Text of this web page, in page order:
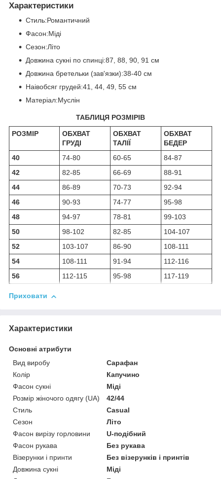
Характеристики
Стиль:Романтичний
Фасон:Міді
Сезон:Літо
Довжина сукні по спинці:87, 88, 90, 91 см
Довжина бретельки (зав'язки):38-40 см
Наівобсяг грудей:41, 44, 49, 55 см
Матеріал:Муслін
ТАБЛИЦЯ РОЗМІРІВ
РОЗМІР
ОБХВАТ
ГРУДІ
ОБХВАТ
ТАЛІЇ
ОБХВАТ
БЕДЕР
40
74-80 60-65
84-87
42
82-85 66-69
88-91
44
86-89 70-73
92-94
46
90-93 74-77
95-98
48
94-97 78-81
99-103
50
98-102 82-85
104-107
52
103-107 86-90
108-111
54
108-111 91-94
112-116
56
112-115 95-98 117-119
Приховати
Характеристики
Основні атрибути
Вид виробу
Сарафан
Колір
Капучино
Фасон сукні
Міді
Розмір жіночого одягу (UA)
42/44
Стиль
Casual
Сезон
Літо
Фасон вирізу горловини
U-подібний
Фасон рукава
Без рукава
Візерунки і принти
Без візерунків і принтів
Довжина сукні
Міді